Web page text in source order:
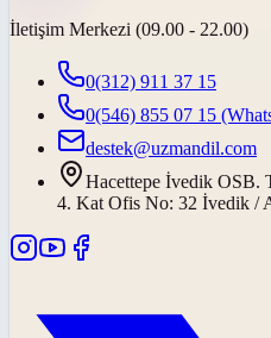
İletişim Merkezi (09.00 - 22.00)
0(312) 911 37 15
0(546) 855 07 15
destek@uzmandil.com
Hacettepe İvedik OSB.
4. Kat Ofis No: 32 İvedik /